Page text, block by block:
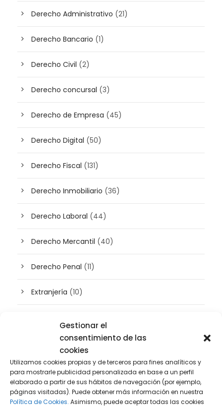
Gestionar el
consentimiento de las
cookies
Utilizamos cookies propias y de terceros para fines analíticos y
para mostrarle publicidad personalizada en base a un perfil
elaborado a partir de sus hábitos de navegación (por ejemplo,
páginas visitadas). Puede obtener más información en nuestra
Política de Cookies. Asimismo, puede aceptar todas las cookies
Derecho Administrativo (21)
Derecho Bancario (1)
Derecho Civil (2)
Derecho concursal (3)
Derecho de Empresa (45)
Derecho Digital (50)
Derecho Fiscal (131)
Derecho Inmobiliario (36)
Derecho Laboral (44)
Derecho Mercantil (40)
Derecho Penal (11)
Extranjería (10)
Patrimonio(5)
Plusvalía (2)
Prensa(2)